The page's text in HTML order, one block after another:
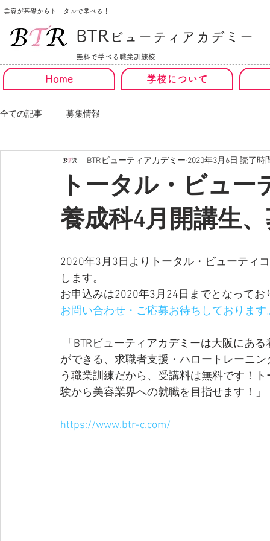
美容が基礎からトータルで学べる！
BTR ビューティアカデミー
無料で学べる職業訓練校
Home 学校について
全ての記事 募集情報
トータル・ビュ
養成科4月開講生
BTRビューティアカデミー 2020年3月6日 読了時
2020年3月3日よりトータル・ビューティ
します。
お申込みは2020年3月24日までとなってお
お問い合わせ・ご応募お待ちしております
ができる、求職者支援・ハロートレーニ
う職業訓練だから、受講料は無料です！
験から美容業界への就職を目指せます！」
https://www.btr-c.com/